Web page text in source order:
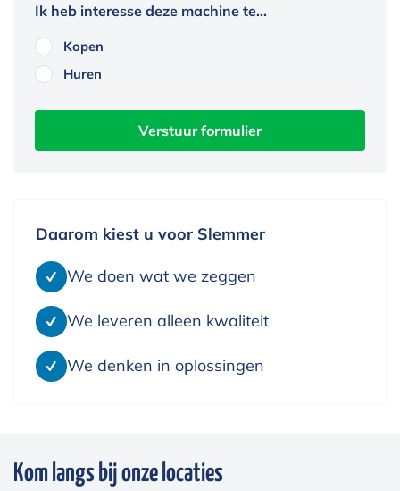
Ik heb interesse deze machine te...
Kopen
Huren
Daarom kiest u voor Slemmer
We doen wat we zeggen
We leveren alleen kwaliteit
We denken in oplossingen
Kom langs bij onze locaties